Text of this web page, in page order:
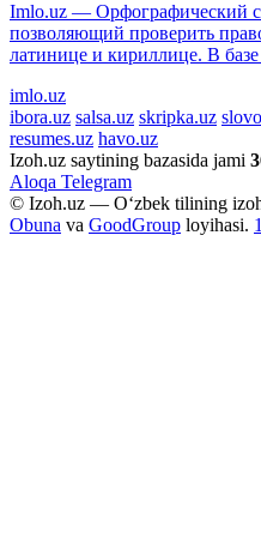
Imlo.uz — Орфографический
позволяющий проверить
латинице и кириллице. В базе
imlo.uz
ibora.uz salsa.uz skripka.uz
resumes.uz havo.uz
Izoh.uz saytining bazasida jami
Aloqa Telegram
© Izoh.uz — O‘zbek tilining
Obuna va GoodGroup loyihasi.